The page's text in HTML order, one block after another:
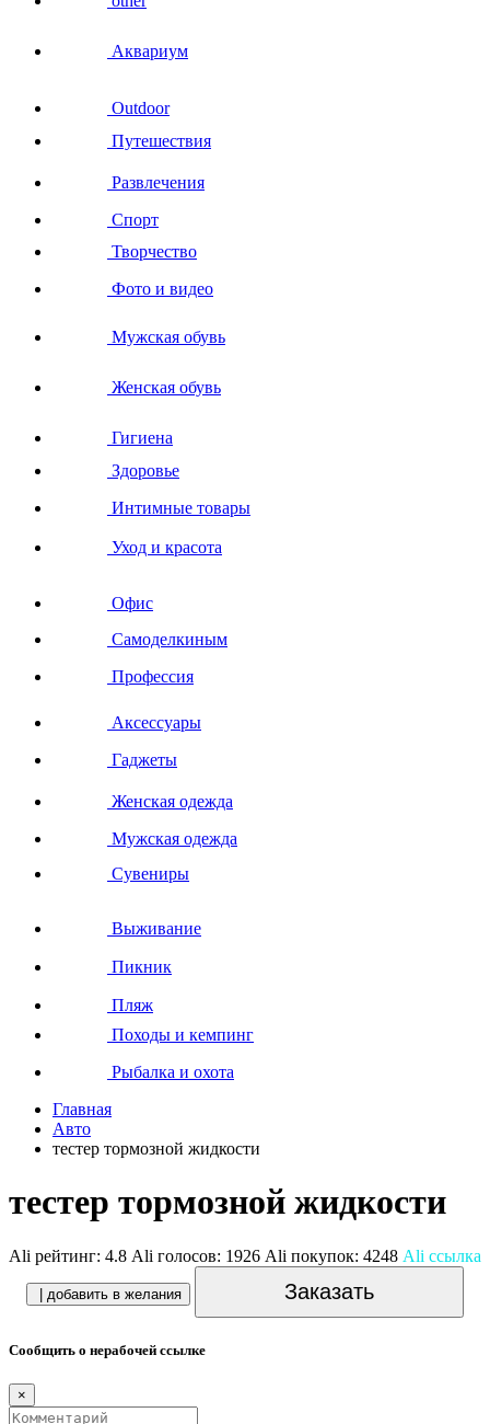
Аквариум
Outdoor
Путешествия
Развлечения
Спорт
Творчество
Фото и видео
Мужская обувь
Женская обувь
Гигиена
Здоровье
Интимные товары
Уход и красота
Офис
Самоделкиным
Профессия
Аксессуары
Гаджеты
Женская одежда
Мужская одежда
Сувениры
Выживание
Пикник
Пляж
Походы и кемпинг
Рыбалка и охота
Главная
Авто
тестер тормозной жидкости
тестер тормозной жидкости
Ali рейтинг: 4.8 Ali голосов: 1926 Ali покупок: 4248 Ali ссылка
| добавить в желания Заказать
Сообщить о нерабочей ссылке
×